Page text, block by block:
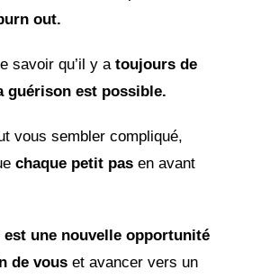
out.
savoir qu’il y atoujours de
guérison est possible.
vous sembler compliqué,
chaque petit pas en avant
est une nouvelle opportunité
de vous et avancer vers un